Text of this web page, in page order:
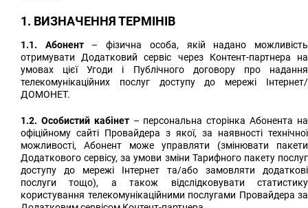
1. ВИЗНАЧЕННЯ ТЕРМІНІВ
1.1. Абонент– фізична особа, якій надано можливість
отримувати Додатковий сервіс через Контент-партнера на
умовах цієї Угоди і Публічного договору про надання
телекомунікаційних послуг доступу до мережі Інтернет/
ДОМОНЕТ.
1.2. Особистий кабінет– персональна сторінка Абонента на
офіційному сайті Провайдера з якої, за наявності технічної
можливості, Абонент може управляти (змінювати пакети
Додаткового сервісу,за умови зміни Тарифного пакету послуг
доступу до мережі Інтернет та/або замовляти додаткові
послуги тощо), а також відслідковувати статистику
користування телекомунікаційними послугами Провайдера за